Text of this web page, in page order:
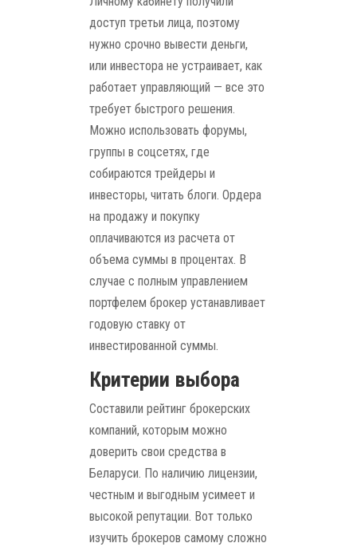
доступ третьи лица, поэтому
нужно срочно вывести деньги,
или инвестора не устраивает, как
работает управляющий — все это
требует быстрого решения.
Можно использовать форумы,
группы в соцсетях, где
собираются трейдеры и
инвесторы, читать блоги. Ордера
на продажу и покупку
оплачиваются из расчета от
объема суммы в процентах. В
случае с полным управлением
портфелем брокер устанавливает
годовую ставку от
инвестированной суммы.
Критерии выбора
Составили рейтинг брокерских
компаний, которым можно
доверить свои средства в
Беларуси. По наличию лицензии,
честным и выгодным усимеет и
высокой репутации. Вот только
изучить брокеров самому сложно